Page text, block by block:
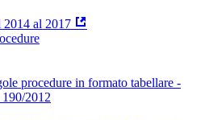
2014 al 2017
procedure in formato tabellare -
2012